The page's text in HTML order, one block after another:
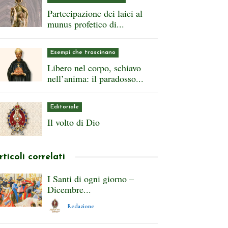
Partecipazione dei laici al
munus profetico di...
Esempi che trascinano
Libero nel corpo, schiavo
nell’anima: il paradosso...
Editoriale
Il volto di Dio
correlati
I Santi di ogni giorno –
Dicembre...
Redazione